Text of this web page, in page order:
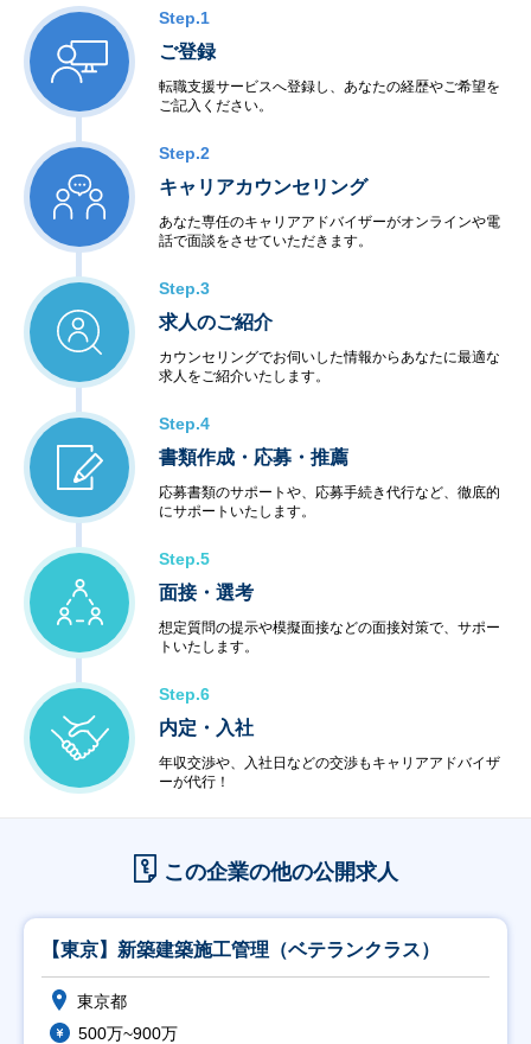
Step.1
ご登録
転職支援サービスへ登録し、あなたの経歴やご希望を
ご記入ください。
Step.2
キャリアカウンセリング
あなた専任のキャリアアドバイザーがオンラインや電
話で面談をさせていただきます。
Step.3
求人のご紹介
カウンセリングでお伺いした情報からあなたに最適な
求人をご紹介いたします。
Step.4
書類作成・応募・推薦
応募書類のサポートや、応募手続き代行など、徹底的
にサポートいたします。
Step.5
面接・選考
想定質問の提示や模擬面接などの面接対策で、サポー
トいたします。
Step.6
内定・入社
年収交渉や、入社日などの交渉もキャリアアドバイザ
ーが代行！
この企業の他の公開求人
【東京】新築建築施工管理（ベテランクラス）
東京都
500万~900万